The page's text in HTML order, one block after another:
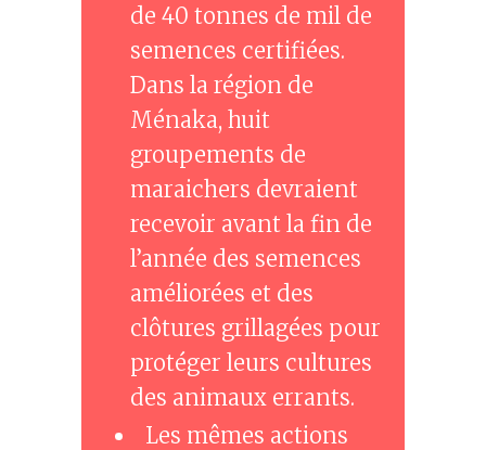
de 40 tonnes de mil de
semences certifiées.
Dans la région de
Ménaka, huit
groupements de
maraichers devraient
recevoir avant la fin de
l’année des semences
améliorées et des
clôtures grillagées pour
protéger leurs cultures
des animaux errants.
Les mêmes actions